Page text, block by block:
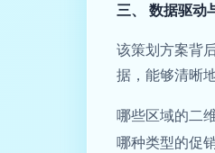
三、 数据驱动
该策划方案背
据，能够清晰
哪些区域的二
哪种类型的促